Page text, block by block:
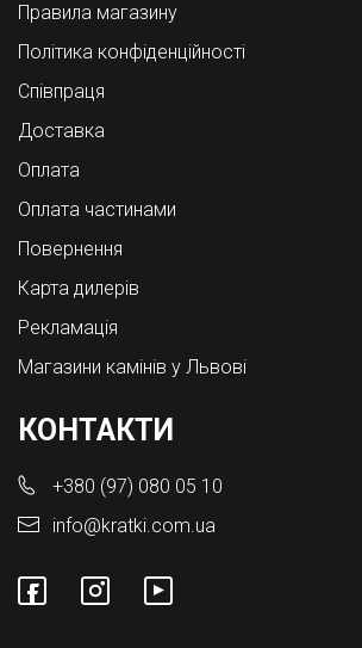
Правила магазину
Політика конфіденційності
Співпраця
Доставка
Оплата
Оплата частинами
Повернення
Карта дилерів
Рекламація
Магазини камінів у Львові
КОНТАКТИ
+380 (97) 080 05 10
info@kratki.com.ua